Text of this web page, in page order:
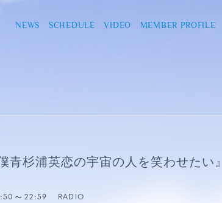
NEWS SCHEDULE VIDEO MEMBER PROFILE
青杉浦英恋の宇宙の人を笑わせたい』
22:59 RADIO